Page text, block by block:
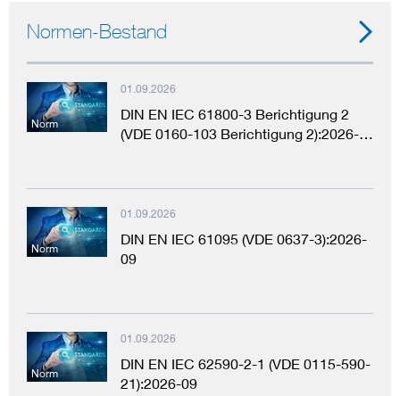
Cybersecurity in der Industrieautomatisierung
DIN VDE 0100 für sichere Elektroinstallationen
Normen-Bestand
Norm
01.09.2026
DIN EN IEC 61800-3 Berichtigung 2
(VDE 0160-103 Berichtigung 2):2026-…
Norm
01.09.2026
DIN EN IEC 61095 (VDE 0637-3):2026-
09
Norm
01.09.2026
DIN EN IEC 62590-2-1 (VDE 0115-590-
21):2026-09